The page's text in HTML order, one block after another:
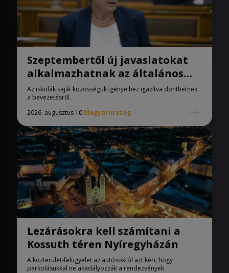
Szeptembertől új javaslatokat
alkalmazhatnak az általános
iskolák
Az iskolák saját közösségük igényeihez igazítva dönthetnek
a bevezetésről.
2026. augusztus 10.Magyarország
Lezárásokra kell számítani a
Kossuth téren Nyíregyházán
A közterület-felügyelet az autósoktól azt kéri, hogy
parkolásukkal ne akadályozzák a rendezvények